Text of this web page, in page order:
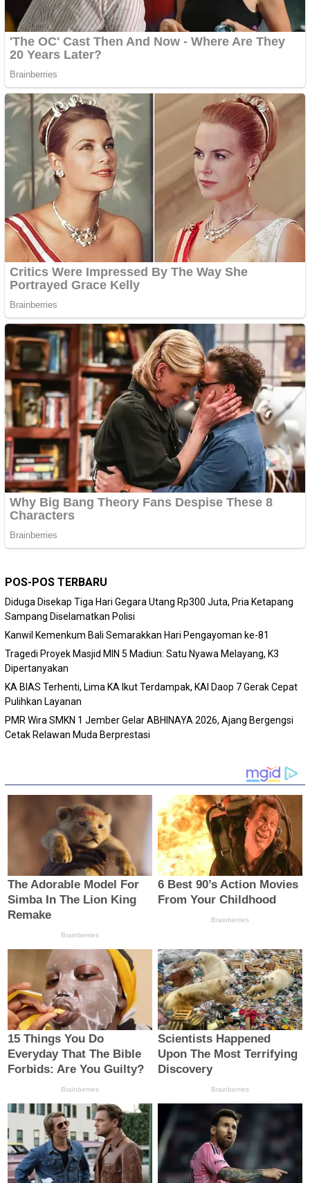
POS-POS TERBARU
Diduga Disekap Tiga Hari Gegara Utang Rp300 Juta, Pria Ketapang
Sampang Diselamatkan Polisi
Kanwil Kemenkum Bali Semarakkan Hari Pengayoman ke-81
Tragedi Proyek Masjid MIN 5 Madiun: Satu Nyawa Melayang, K3
Dipertanyakan
KA BIAS Terhenti, Lima KA Ikut Terdampak, KAI Daop 7 Gerak Cepat
Pulihkan Layanan
PMR Wira SMKN 1 Jember Gelar ABHINAYA 2026, Ajang Bergengsi
Cetak Relawan Muda Berprestasi